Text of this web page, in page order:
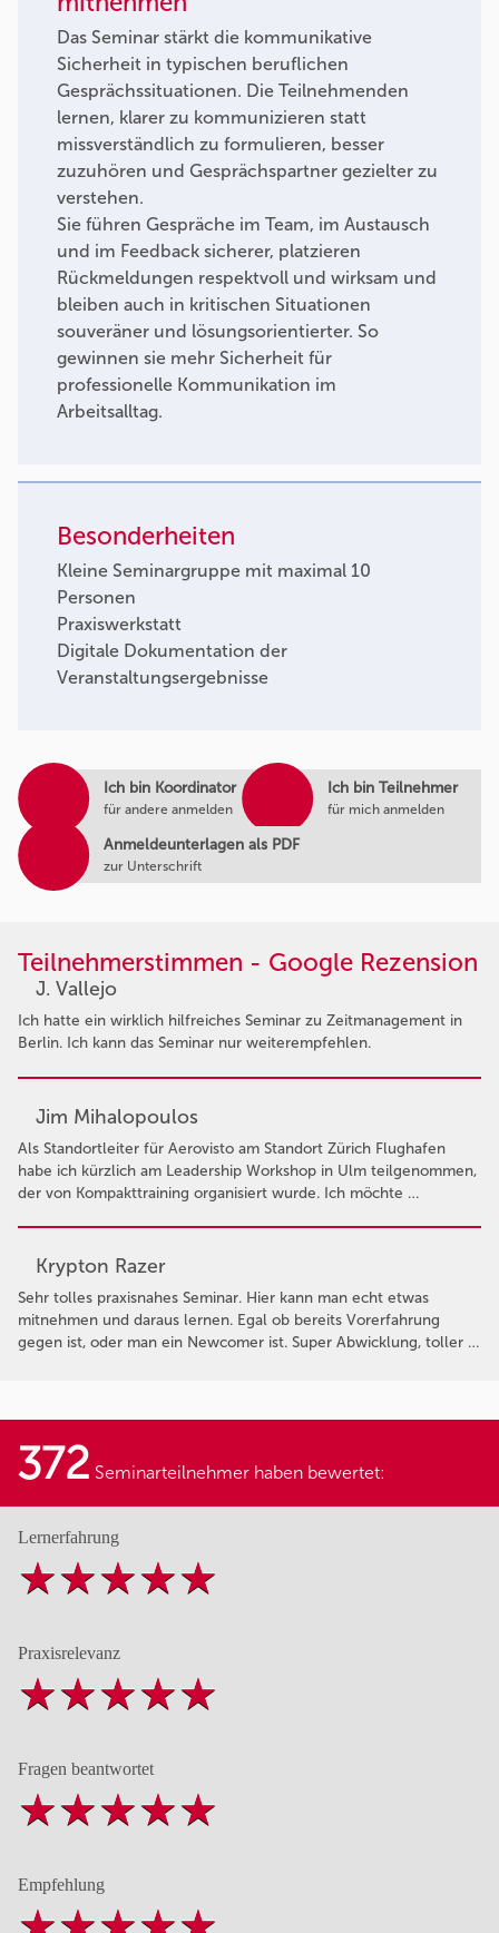
Ich bin Koordinator
für andere anmelden
Ich bin Teilnehmer
für mich anmelden
Anmeldeunterlagen als PDF
zur Unterschrift
Das Seminar stärkt die kommunikative
Sicherheit in typischen beruflichen
Gesprächssituationen. Die Teilnehmenden
lernen, klarer zu kommunizieren statt
missverständlich zu formulieren, besser
zuzuhören und Gesprächspartner gezielter zu
verstehen.
Sie führen Gespräche im Team, im Austausch
und im Feedback sicherer, platzieren
Rückmeldungen respektvoll und wirksam und
bleiben auch in kritischen Situationen
souveräner und lösungsorientierter. So
gewinnen sie mehr Sicherheit für
professionelle Kommunikation im
Arbeitsalltag.
Besonderheiten
Kleine Seminargruppe mit maximal 10
Personen
Praxiswerkstatt
Digitale Dokumentation der
Veranstaltungsergebnisse
Teilnehmerstimmen - Google Rezension
J. Vallejo
Ich hatte ein wirklich hilfreiches Seminar zu Zeitmanagement in
Berlin. Ich kann das Seminar nur weiterempfehlen.
Jim Mihalopoulos
Als Standortleiter für Aerovisto am Standort Zürich Flughafen
habe ich kürzlich am Leadership Workshop in Ulm teilgenommen,
der von Kompakttraining organisiert wurde. Ich möchte …
Krypton Razer
Sehr tolles praxisnahes Seminar. Hier kann man echt etwas
mitnehmen und daraus lernen. Egal ob bereits Vorerfahrung
gegen ist, oder man ein Newcomer ist. Super Abwicklung, toller …
372 Seminarteilnehmer haben bewertet:
Lernerfahrung
Praxisrelevanz
Fragen beantwortet
Empfehlung